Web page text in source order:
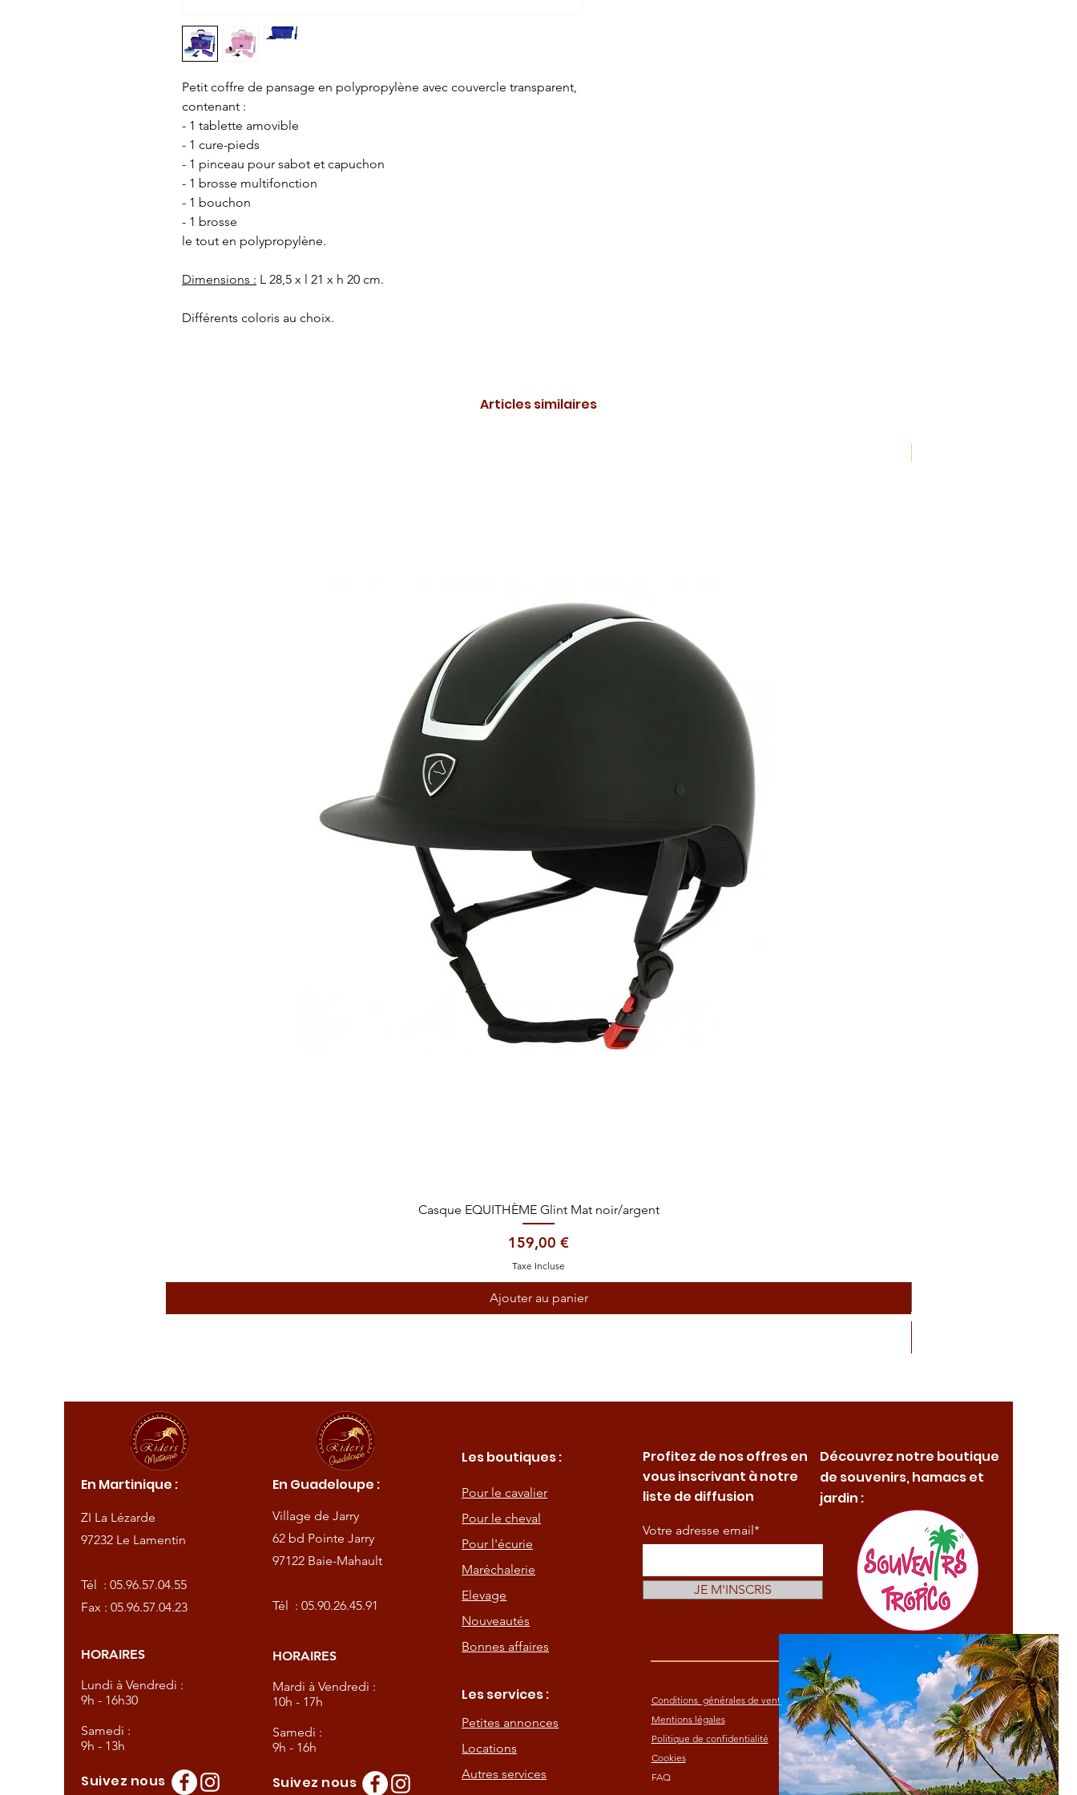
Petit coffre de pansage en polypropylène avec couvercle transparent,
contenant :
- 1 tablette amovible
- 1 cure-pieds
- 1 pinceau pour sabot et capuchon
- 1 brosse multifonction
- 1 bouchon
- 1 brosse
le tout en polypropylène.
Dimensions : L 28,5 x l 21 x h 20 cm.
Différents coloris au choix.
Articles similaires
Aperçu rapide
Casque EQUITHÈME Glint Mat noir/argent
Prix
159,00 €
Taxe Incluse
Ajouter au panier
En Martinique :
ZI La Lézarde
97232 Le Lamentin
Tél :05.96.57.04.55
Fax : 05.96.57.04.23
HORAIRES
Lundi à Vendredi :
9h - 16h30
Samedi :
9h - 13h
Suivez nous
En Guadeloupe :
Village de Jarry
62 bd Pointe Jarry
97122 Baie-Mahault
Tél : 05.90.26.45.91
HORAIRES
Mardi à Vendredi :
10h - 17h
Samedi :
9h - 16h
Suivez nous
Les boutiques :
Pour le cavalier
Pour le cheval
Pour l'écurie
Maréchalerie
Elevage
Nouveautés
Bonnes affaires
Les services :
Petites annonces
Locations
Autres services
Profitez de nos offres en
vous inscrivant à notre
liste de diffusion
Votre adresse email*
JE M'INSCRIS
Conditions générales de vente
Mentions légales
Politique de confidentialité
Cookies
FAQ
Découvrez notre boutique
de souvenirs, hamacs et
jardin :